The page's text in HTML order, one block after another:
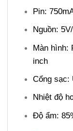
Pin:
Nguồn:
Màn hình:
inch
Cổng sạc:
Nhiệt độ
Độ ẩm: